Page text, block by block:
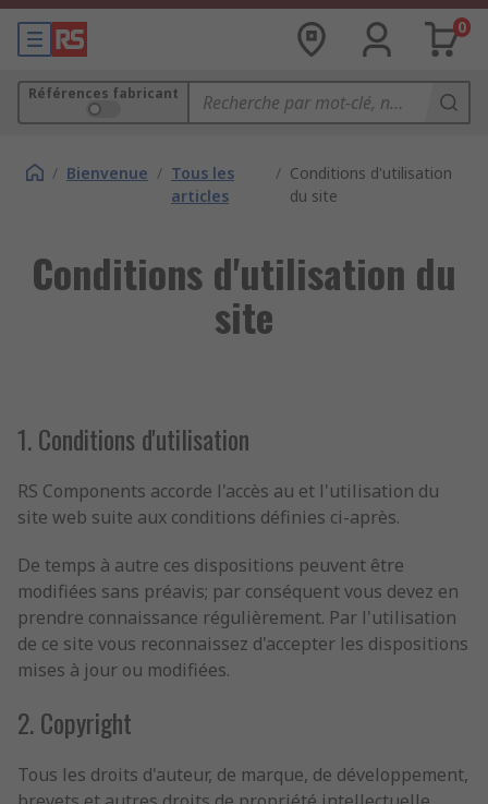
0
Références fabricant
/ Bienvenue / Tous les
articles
/ Conditions d'utilisation
du site
Conditions d'utilisation du
site
1. Conditions d'utilisation
RS Components accorde l'accès au et l'utilisation du
site web suite aux conditions définies ci-après.
De temps à autre ces dispositions peuvent être
modifiées sans préavis; par conséquent vous devez en
prendre connaissance régulièrement. Par l'utilisation
de ce site vous reconnaissez d'accepter les dispositions
mises à jour ou modifiées.
2. Copyright
Tous les droits d'auteur, de marque, de développement,